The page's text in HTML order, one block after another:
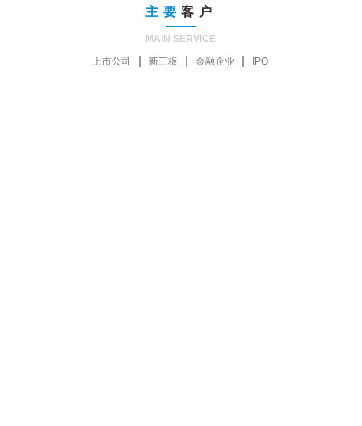
主要 客户
MAIN SERVICE
上市公司
新三板 金融企业 IPO